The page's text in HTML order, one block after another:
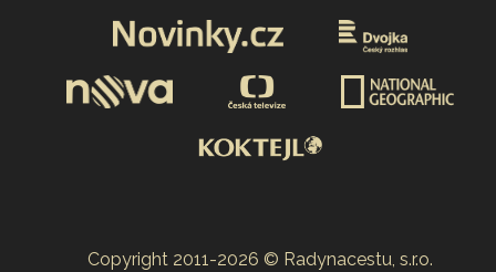
Copyright 2011-2026 © Radynacestu, s.r.o.